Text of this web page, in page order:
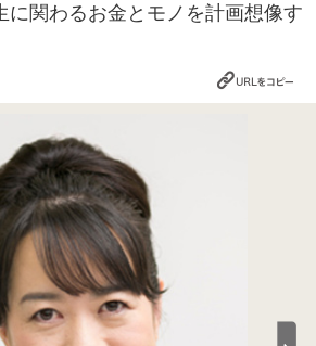
に関わるお金とモノを計画想像す